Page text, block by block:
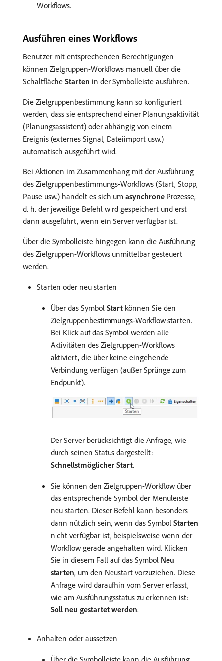
Workflows.
Ausführen eines Workflows
Benutzer mit entsprechenden Berechtigungen
können Zielgruppen-Workflows manuell über die
Schaltfläche Starten in der Symbolleiste ausführen.
Die Zielgruppenbestimmung kann so konfiguriert
werden, dass sie entsprechend einer Planungsaktivität
(Planungsassistent) oder abhängig von einem
Ereignis (externes Signal, Dateiimport usw.)
automatisch ausgeführt wird.
Bei Aktionen im Zusammenhang mit der Ausführung
des Zielgruppenbestimmungs-Workflows (Start, Stopp,
Pause usw.) handelt es sich um asynchrone Prozesse,
d. h. der jeweilige Befehl wird gespeichert und erst
dann ausgeführt, wenn ein Server verfügbar ist.
Über die Symbolleiste hingegen kann die Ausführung
des Zielgruppen-Workflows unmittelbar gesteuert
werden.
Starten oder neu starten
Über das Symbol Start können Sie den
Zielgruppenbestimmungs-Workflow starten.
Bei Klick auf das Symbol werden alle
Aktivitäten des Zielgruppen-Workflows
aktiviert, die über keine eingehende
Verbindung verfügen (außer Sprünge zum
Endpunkt).
Der Server berücksichtigt die Anfrage, wie
durch seinen Status dargestellt:
Schnellstmöglicher Start.
Sie können den Zielgruppen-Workflow über
das entsprechende Symbol der Menüleiste
neu starten. Dieser Befehl kann besonders
dann nützlich sein, wenn das Symbol Starten
nicht verfügbar ist, beispielsweise wenn der
Workflow gerade angehalten wird. Klicken
Sie in diesem Fall auf das Symbol Neu
starten, um den Neustart vorzuziehen. Diese
Anfrage wird daraufhin vom Server erfasst,
wie am Ausführungsstatus zu erkennen ist:
Soll neu gestartet werden.
Anhalten oder aussetzen